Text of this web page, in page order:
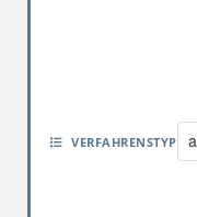
VERFAHRENSTYP